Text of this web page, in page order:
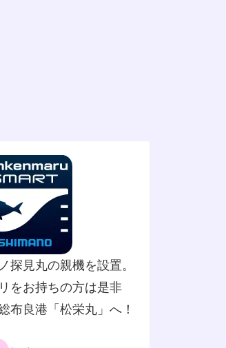
探見丸の親機を設置。
をお持ちの方は是非
布良港「松栄丸」へ！